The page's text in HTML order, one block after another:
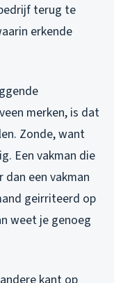
terug te
erkende
merken, is dat
Zonde, want
Een vakman die
een vakman
geirriteerd op
weet je genoeg